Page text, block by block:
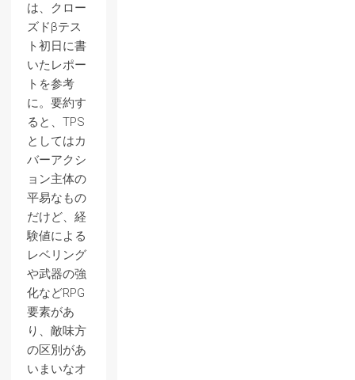
は、クロー
ズドβテス
ト初日に書
いたレポー
トを参考
に。要約す
ると、TPS
としてはカ
バーアクシ
ョン主体の
平易なもの
だけど、経
験値による
レベリング
や武器の強
化などRPG
要素があ
り、敵味方
の区別があ
いまいなオ